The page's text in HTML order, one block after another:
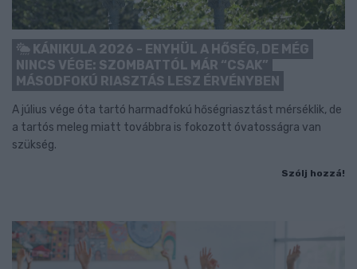
KÁNIKULA 2026 - ENYHÜL A HŐSÉG, DE MÉG
NINCS VÉGE: SZOMBATTÓL MÁR “CSAK”
MÁSODFOKÚ RIASZTÁS LESZ ÉRVÉNYBEN
A július vége óta tartó harmadfokú hőségriasztást mérséklik, de
a tartós meleg miatt továbbra is fokozott óvatosságra van
szükség.
Szólj hozzá!